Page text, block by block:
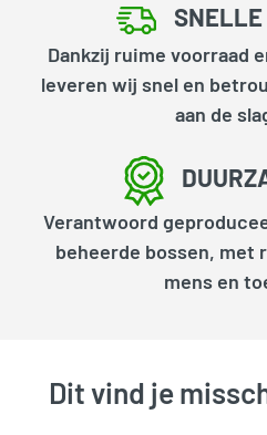
SNELLE
Dankzij ruime voorraad
leveren wij snel en
aan de
Verantwoord
beheerde bossen, met
mens en
Dit vind je